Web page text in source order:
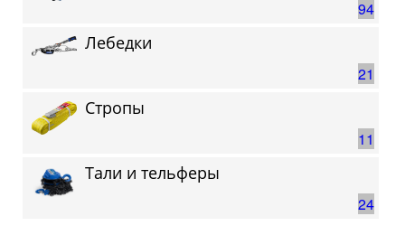
94
21
Лебедки
11
Стропы
24
Тали и тельферы